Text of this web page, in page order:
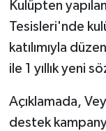
Kulüpten
Tesisleri'nde
katılımıyla
ile 1 yıllık yeni
Açıklamada,
destek